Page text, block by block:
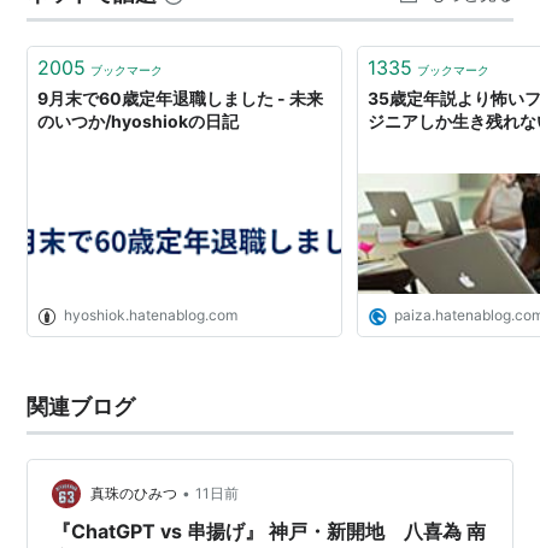
2005 ブックマーク
9月末で60歳定年退職しました - 未来
のいつか/hyoshiokの日記
hyoshiok.hatenablog.com
1335 ブックマーク
35歳定年説より怖い
ジニアしか生き残れ
関連ブログ
真珠のひみつ • 11日前
『ChatGPT vs 串揚げ』 神戸・新開地 八喜為 南